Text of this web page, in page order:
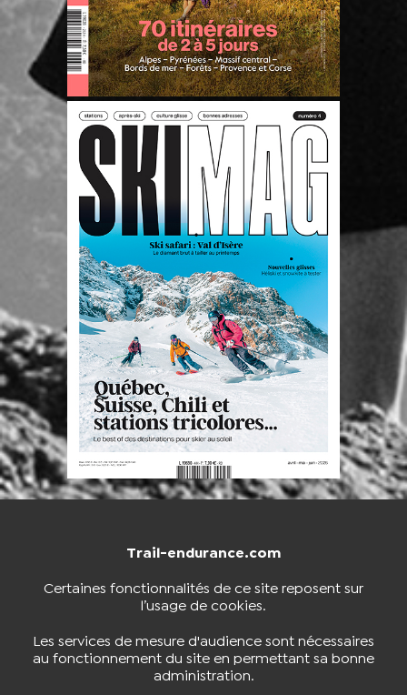
Trail-endurance.com
Certaines fonctionnalités de ce site reposent sur
l’usage de cookies.
Les services de mesure d'audience sont nécessaires
au fonctionnement du site en permettant sa bonne
administration.
NOUS CONTACTER BOUTIQUE